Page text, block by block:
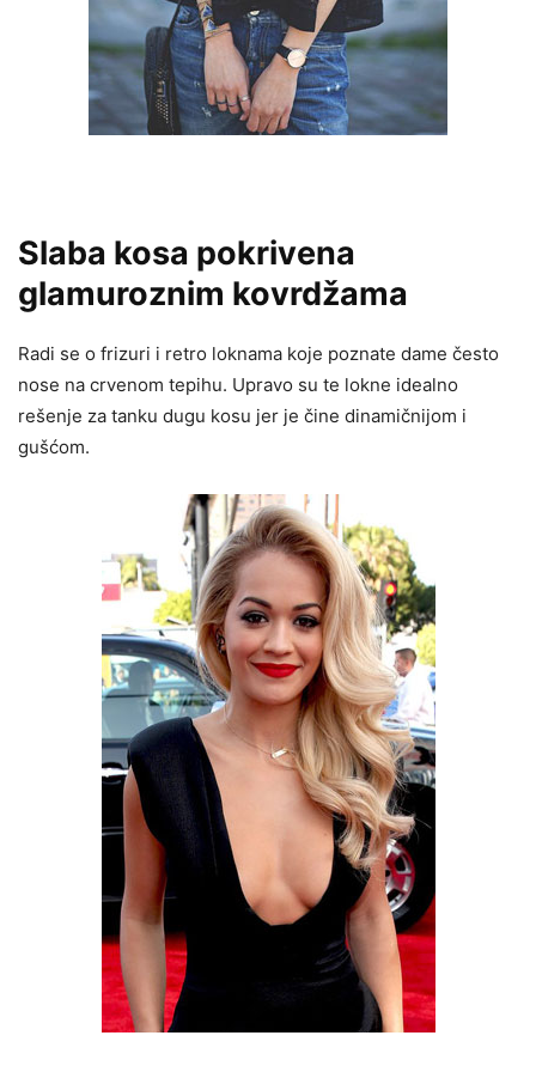
Slaba kosa pokrivena
glamuroznim kovrdžama
Radi se o frizuri i retro loknama koje poznate dame često
nose na crvenom tepihu. Upravo su te lokne idealno
rešenje za tanku dugu kosu jer je čine dinamičnijom i
gušćom.